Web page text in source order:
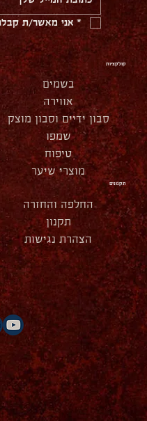
תקנונים
החלפה והחזרה
תקנון
הצהרת נגישות
קולקציות
בשמים
אווירה
סבון ידיים וסבון מוצק
שמפו
טיפוח
מוצרי שיער
* אני מאשר/ת